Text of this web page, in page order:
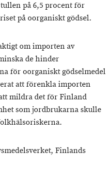
på 6,5 procent för
på oorganiskt gödsel.
om importen av
de hinder
för oorganiskt gödselmedel
att förenkla importen
mildra det för Finland
som jordbrukarna skulle
Finlands